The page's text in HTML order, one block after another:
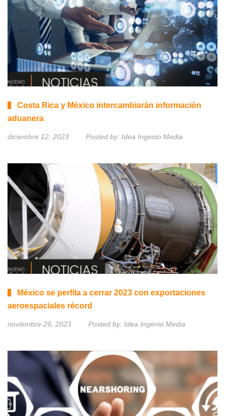
Costa Rica y México intercambiarán información
aduanera
diciembre 12, 2023 Posted by: Idea Ingenio Media
México se perfila a cerrar 2023 con exportaciones
aeroespaciales récord
noviembre 29, 2023 Posted by: Idea Ingenio Media